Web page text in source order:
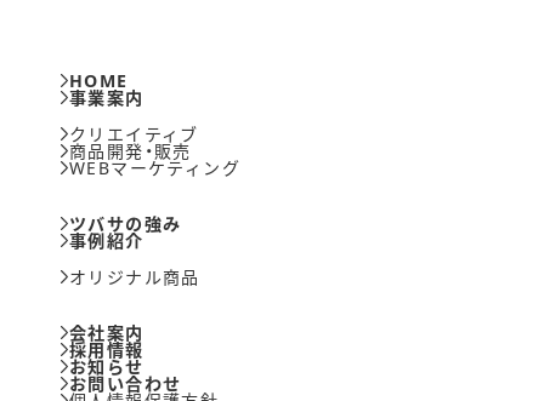
HOME
事業案内
クリエイティブ
商品開発・販売
WEBマーケティング
ツバサの強み
事例紹介
オリジナル商品
会社案内
採用情報
お知らせ
お問い合わせ